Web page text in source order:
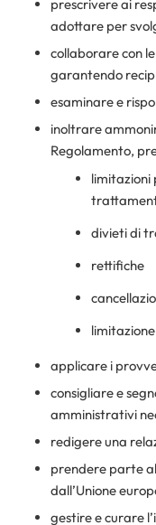
prescrivere ai
adottare per
collaborare con
garantendo
esaminare e
inoltrare
Regolamento,
limitazioni
divieti di
rettifiche
applicare i
consigliare e
amministrativi
redigere una
prendere parte
dall’Unione
gestire e curare